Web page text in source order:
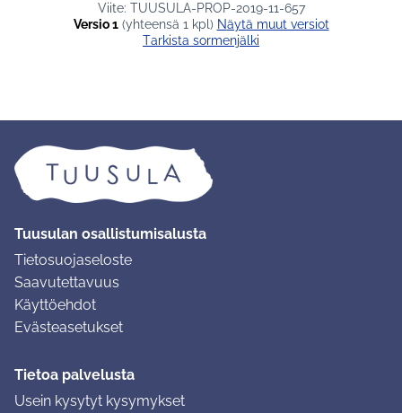
Viite: TUUSULA-PROP-2019-11-657
Versio 1(yhteensä 1 kpl)
näytä muut versiot
Tarkista sormenjälki
Tuusulan osallistumisalusta
Tietosuojaseloste
Saavutettavuus
Käyttöehdot
Evästeasetukset
Tietoa palvelusta
Usein kysytyt kysymykset